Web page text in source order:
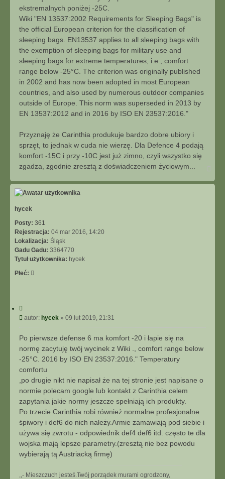
ekstremalnych poniżej -25C.
Wiki "EN 13537:2002 Requirements for Sleeping Bags" is
the official European criterion for the classification of
sleeping bags. EN13537 applies to all sleeping bags with
the exemption of sleeping bags for military use and
sleeping bags for extreme temperatures, i.e., comfort
range below -25°C. The criterion was originally published
in 2002 and has now been adopted in most European
countries, and also used by numerous outdoor companies
outside of Europe. This norm was superseded in 2013 by
EN 13537:2012 and in 2016 by ISO EN 23537:2016."
Przyznaję że Carinthia produkuje bardzo dobre ubiory i
sprzęt, to jednak w cuda nie wierzę. Dla Defence 4 podają
komfort -15C i przy -10C jest już zimno, czyli wszystko się
zgadza, zgodnie zresztą z doświadczeniem życiowym...
g
hycek
Posty: 361
Rejestracja: 04 mar 2016, 14:20
Lokalizacja: Śląsk
Gadu Gadu: 3364770
Tytuł użytkownika: hycek
Płeć:
yP
s
autor: hycek » 09 lut 2019, 21:31
Po pierwsze defense 6 ma komfort -20 i łapie się na
normę zacytuję twój wycinek z Wiki ., comfort range below
-25°C. 2016 by ISO EN 23537:2016." Temperatury
comfortu
,po drugie nikt nie napisał że na tej stronie jest napisane o
normie polecam google lub kontakt z Carinthia celem
zapytania jakie normy jeszcze spełniają ich produkty.
Po trzecie Carinthia robi również normalne profesjonalne
śpiwory i def6 do nich należy.Armie zamawiają pod siebie i
używa się zwrotu - odpowiednik def4 def6 itd. często te dla
wojska mają lepsze parametry.(zresztą nie bez powodu
wybierają tą Austriacką firmę)
,,- Mieszczuch jesteś.Twój porządek murami ogrodzony,